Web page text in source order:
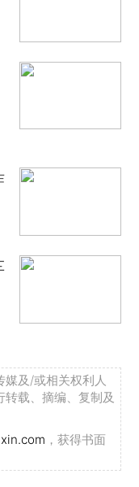
及/或相关权利人
载、摘编、复制及
，获得书面